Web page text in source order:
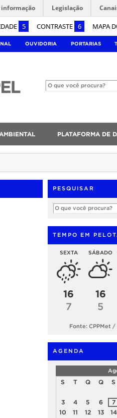
5 CONTRASTE 6 MAPA
informação Legislação
OUVIDORIA PORTARIAS
PLATAFORMA DE
PESQUISAR
TEMPO EM
SEXTA
16
7
SÁBADO
16
5
Fonte: CPPMet /
AGENDA
S T Q Q S
3
4 5 6 7
10
11 12 13 14